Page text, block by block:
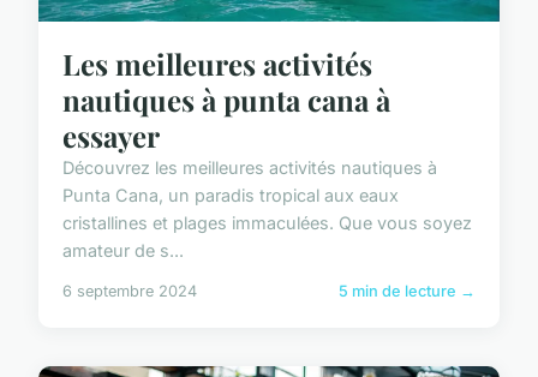
Les meilleures activités
nautiques à punta cana à
essayer
Découvrez les meilleures activités nautiques à
Punta Cana, un paradis tropical aux eaux
cristallines et plages immaculées. Que vous soyez
amateur de s...
6 septembre 2024 5 min de lecture →